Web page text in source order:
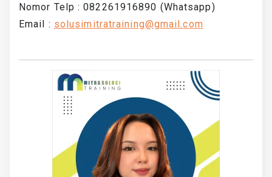
Nomor Telp : 082261916890 (Whatsapp)
Email : solusimitratraining@gmail.com